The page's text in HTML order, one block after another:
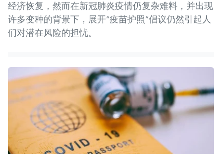
经济恢复，然而在新冠肺炎疫情仍复杂难料，并出现
许多变种的背景下，展开“疫苗护照”倡议仍然引起人
们对潜在风险的担忧。